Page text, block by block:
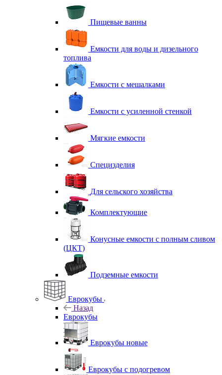
Пищевые ванны
Емкости для воды и дизельного
топлива
Емкости с мешалками
Емкости с усиленной стенкой
Мягкие емкости
Специзделия
Для сельского хозяйства
Комплектующие
Конусные емкости с полным сливом
(ЦКТ)
Подземные емкости
Еврокубы
Назад
Еврокубы
Еврокубы новые
Еврокубы с подогревом